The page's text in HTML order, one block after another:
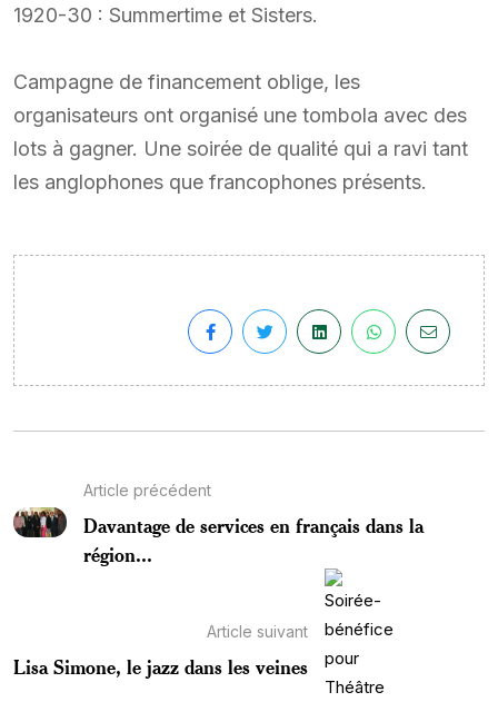
1920-30 : Summertime et Sisters.
Campagne de financement oblige, les
organisateurs ont organisé une tombola avec des
lots à gagner. Une soirée de qualité qui a ravi tant
les anglophones que francophones présents.
Article précédent
Davantage de services en français dans la
région...
Article suivant
Lisa Simone, le jazz dans les veines